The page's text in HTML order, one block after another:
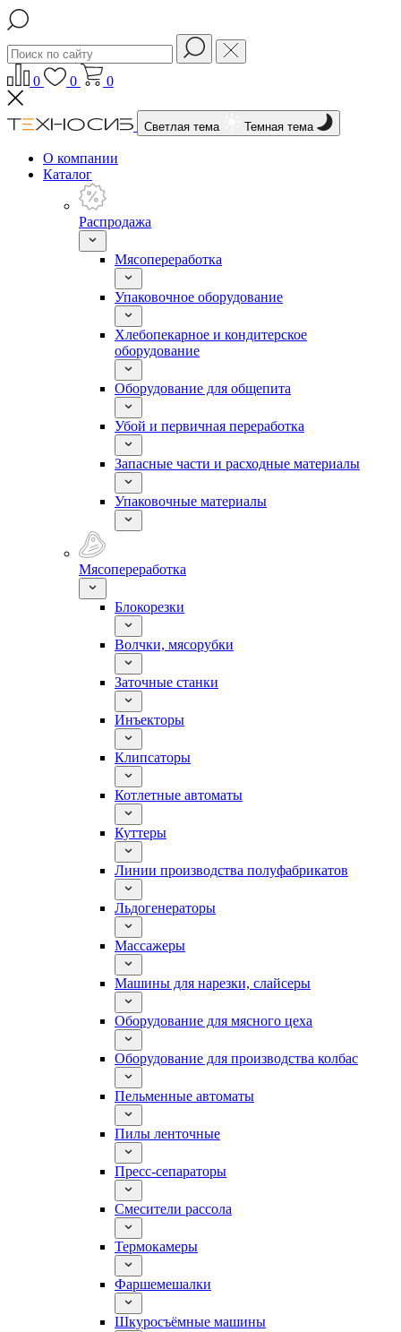
0 0 0
Светлая тема Темная тема
О компании
Каталог
Распродажа
Мясопереработка
Упаковочное оборудование
Хлебопекарное и кондитерское
оборудование
Оборудование для общепита
Убой и первичная переработка
Запасные части и расходные материалы
Упаковочные материалы
Мясопереработка
Блокорезки
Волчки, мясорубки
Заточные станки
Инъекторы
Клипсаторы
Котлетные автоматы
Куттеры
Линии производства полуфабрикатов
Льдогенераторы
Массажеры
Машины для нарезки, слайсеры
Оборудование для мясного цеха
Оборудование для производства колбас
Пельменные автоматы
Пилы ленточные
Пресс-сепараторы
Смесители рассола
Термокамеры
Фаршемешалки
Шкуросъёмные машины